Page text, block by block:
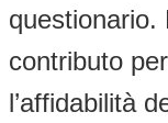
questionario.
contributo
l’affidabilità